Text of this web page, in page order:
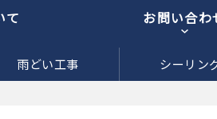
て お問い合わ
雨どい工事 シーリン